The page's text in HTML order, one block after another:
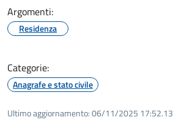
Argomenti:
Residenza
Categorie:
Anagrafe e stato civile
Ultimo aggiornamento:06/11/2025 17:52.13